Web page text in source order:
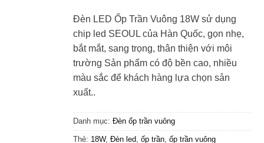
Đèn LED Ốp Trần Vuông 18W sử dụng
chip led SEOUL của Hàn Quốc, gọn nhẹ,
bắt mắt, sang trọng, thân thiện với môi
trường Sản phẩm có độ bền cao, nhiều
màu sắc để khách hàng lựa chọn sản
xuất..
Danh mục: Đèn ốp trần vuông
Thẻ: 18W, Đèn led ốp trần, ốp trần vuông